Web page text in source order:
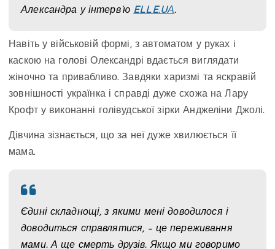
Александра у інтерв’ю ELLE.UА.
Навіть у військовій формі, з автоматом у руках і
каскою на голові Олександрі вдається виглядати
жіночно та привабливо. Завдяки харизмі та яскравій
зовнішності українка і справді дуже схожа на Лару
Крофт у виконанні голівудської зірки Анджеліни Джолі.
Дівчина зізнається, що за неї дуже хвилюється її
мама.
Єдині складнощі, з якими мені доводилося і
доводиться справлятися, – це переживання
мами. А ще смерть друзів. Якщо ми говоримо